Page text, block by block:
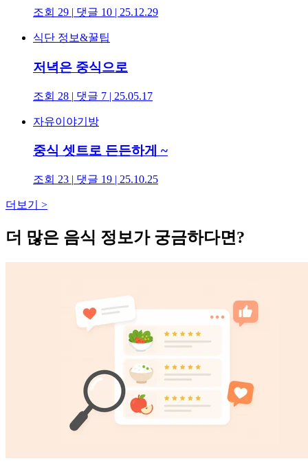
조회 29 | 댓글 10 | 25.12.29
식단 정보&꿀팁
저녁은 중식으로
조회 28 | 댓글 7 | 25.05.17
자유이야기방
중식 셋트로 든든하게 ~
조회 23 | 댓글 19 | 25.10.25
더보기 >
더 많은 음식 정보가 궁금하다면?